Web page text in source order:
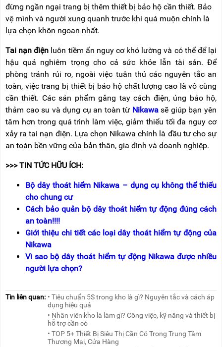
đừng ngần ngại trang bị thêm thiết bị bảo hộ cần thiết. Bảo
vệ mình và người xung quanh trước khi quá muộn chính là
lựa chọn khôn ngoan nhất.
Tai nạn điện luôn tiềm ẩn nguy cơ khó lường và có thể để lại
hậu quả nghiêm trọng cho cả sức khỏe lẫn tài sản. Để
phòng tránh rủi ro, ngoài việc tuân thủ các nguyên tắc an
toàn, việc trang bị thiết bị bảo hộ chất lượng cao là vô cùng
cần thiết. Các sản phẩm găng tay cách điện, ủng bảo hộ,
thảm cao su và dụng cụ an toàn từ Nikawasẽ giúp bạn yên
tâm hơn trong quá trình làm việc, giảm thiểu tối đa nguy cơ
xảy ra tai nạn điện. Lựa chọn Nikawa chính là đầu tư cho sự
an toàn bền vững của bản thân, gia đình và doanh nghiệp.
>>> TIN TỨC HỮU ÍCH:
Bộ dây thoát hiểm Nikawa – dụng cụ không thể thiếu
cho chung cư
Cách bảo quản bộ dây thoát hiểm tự động đúng cách
an toàn!!!!
Giới thiệu chi tiết các loại dây thoát hiểm tự động của
Nikawa
Vì sao bộ dây thoát hiểm tự động Nikawa được nhiều
người lựa chọn?
Tin liên quan: • Tiêu chuẩn 5S trong kho là gì? Nguyên tắc và cách áp
dụng hiệu quả
• Nhân viên kho là làm gì? Công việc, kỹ năng và thiết bị
hỗ trợ cần có
• TOP 5+ Thiết Bị Siêu Thị Cần Có Trong Trung Tâm
Thương Mại, Cửa Hàng